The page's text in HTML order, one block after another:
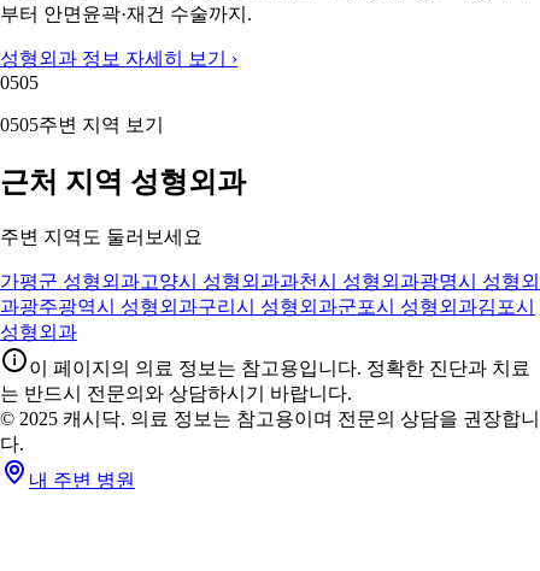
부터 안면윤곽·재건 수술까지.
성형외과 정보 자세히 보기 ›
0505
0505주변 지역 보기
근처 지역 성형외과
주변 지역도 둘러보세요
가평군 성형외과고양시 성형외과과천시 성형외과광명시 성형외
과광주광역시 성형외과구리시 성형외과군포시 성형외과김포시
성형외과
이 페이지의 의료 정보는 참고용입니다. 정확한 진단과 치료
는 반드시 전문의와 상담하시기 바랍니다.
© 2025 캐시닥. 의료 정보는 참고용이며 전문의 상담을 권장합니
다.
내 주변 병원